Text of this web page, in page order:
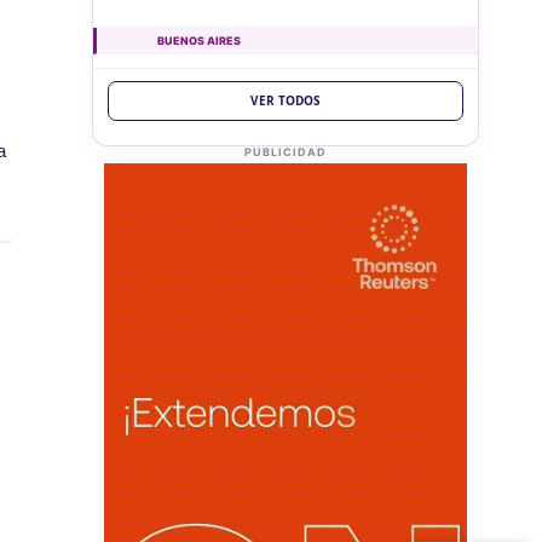
BUENOS AIRES
BUENOS AIRES
Ag. Bs As Reg Gral Retenc 2aQ
CUIT 0-1-2-3-4-5-6-7-8-9-…
LUN
10 CHACO
VER TODOS
PUBLICIDAD